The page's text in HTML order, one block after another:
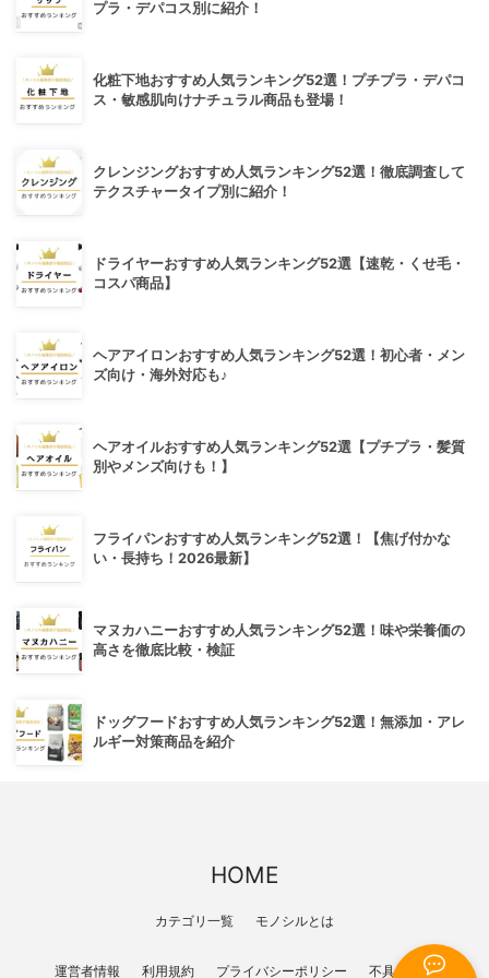
プラ・デパコス別に紹介！
化粧下地おすすめ人気ランキング52選！プチプラ・デパコ
ス・敏感肌向けナチュラル商品も登場！
クレンジングおすすめ人気ランキング52選！徹底調査して
テクスチャータイプ別に紹介！
ドライヤーおすすめ人気ランキング52選【速乾・くせ毛・
コスパ商品】
ヘアアイロンおすすめ人気ランキング52選！初心者・メン
ズ向け・海外対応も♪
ヘアオイルおすすめ人気ランキング52選【プチプラ・髪質
別やメンズ向けも！】
フライパンおすすめ人気ランキング52選！【焦げ付かな
い・長持ち！2026最新】
マヌカハニーおすすめ人気ランキング52選！味や栄養価の
高さを徹底比較・検証
ドッグフードおすすめ人気ランキング52選！無添加・アレ
ルギー対策商品を紹介
HOME
カテゴリ一覧 モノシルとは
運営者情報 利用規約 プライバシーポリシー 不具合報告